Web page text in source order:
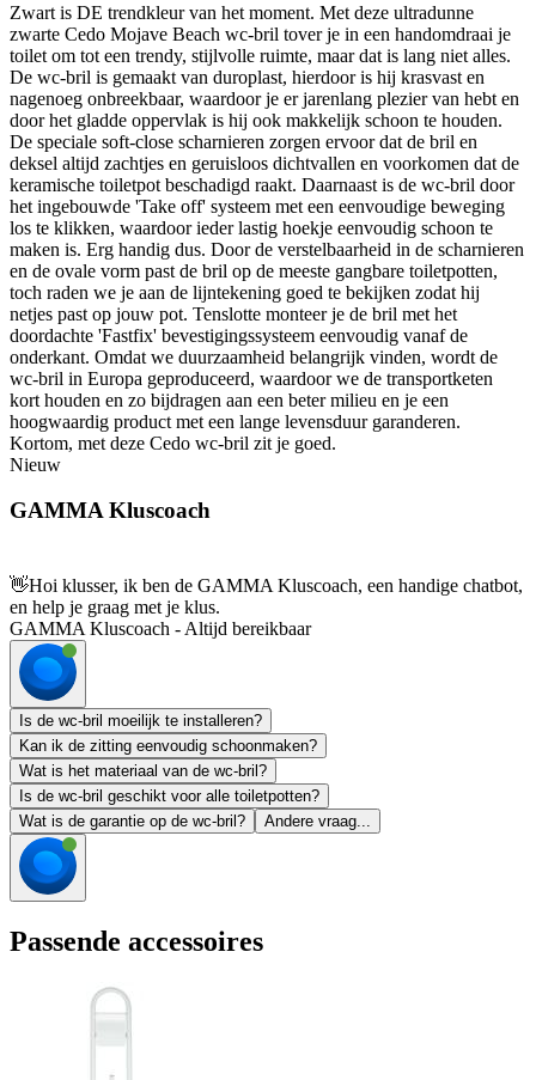
Zwart is DE trendkleur van het moment. Met deze ultradunne
zwarte Cedo Mojave Beach wc-bril tover je in een handomdraai je
toilet om tot een trendy, stijlvolle ruimte, maar dat is lang niet alles.
De wc-bril is gemaakt van duroplast, hierdoor is hij krasvast en
nagenoeg onbreekbaar, waardoor je er jarenlang plezier van hebt en
door het gladde oppervlak is hij ook makkelijk schoon te houden.
De speciale soft-close scharnieren zorgen ervoor dat de bril en
deksel altijd zachtjes en geruisloos dichtvallen en voorkomen dat de
keramische toiletpot beschadigd raakt. Daarnaast is de wc-bril door
het ingebouwde 'Take off' systeem met een eenvoudige beweging
los te klikken, waardoor ieder lastig hoekje eenvoudig schoon te
maken is. Erg handig dus. Door de verstelbaarheid in de scharnieren
en de ovale vorm past de bril op de meeste gangbare toiletpotten,
toch raden we je aan de lijntekening goed te bekijken zodat hij
netjes past op jouw pot. Tenslotte monteer je de bril met het
doordachte 'Fastfix' bevestigingssysteem eenvoudig vanaf de
onderkant. Omdat we duurzaamheid belangrijk vinden, wordt de
wc-bril in Europa geproduceerd, waardoor we de transportketen
kort houden en zo bijdragen aan een beter milieu en je een
hoogwaardig product met een lange levensduur garanderen.
Kortom, met deze Cedo wc-bril zit je goed.
Nieuw
GAMMA Kluscoach
👋Hoi klusser, ik ben de GAMMA Kluscoach, een handige chatbot,
en help je graag met je klus.
GAMMA Kluscoach - Altijd bereikbaar
Is de wc-bril moeilijk te installeren?
Kan ik de zitting eenvoudig schoonmaken?
Wat is het materiaal van de wc-bril?
Is de wc-bril geschikt voor alle toiletpotten?
Wat is de garantie op de wc-bril?
Andere vraag...
Passende accessoires